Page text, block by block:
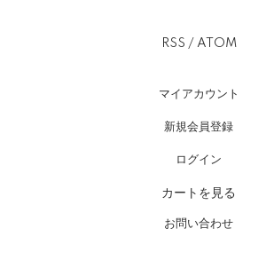
RSS / ATOM
マイアカウント
新規会員登録
ログイン
カートを見る
お問い合わせ